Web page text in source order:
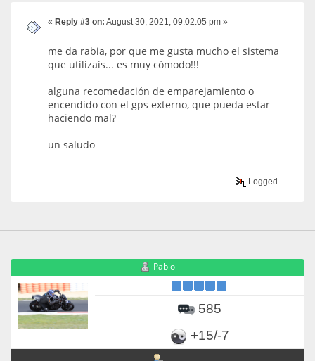
« Reply #3 on: August 30, 2021, 09:02:05 pm »
me da rabia, por que me gusta mucho el sistema
que utilizais... es muy cómodo!!!
alguna recomedación de emparejamiento o
encendido con el gps externo, que pueda estar
haciendo mal?
un saludo
Logged
Pablo
585
+15/-7